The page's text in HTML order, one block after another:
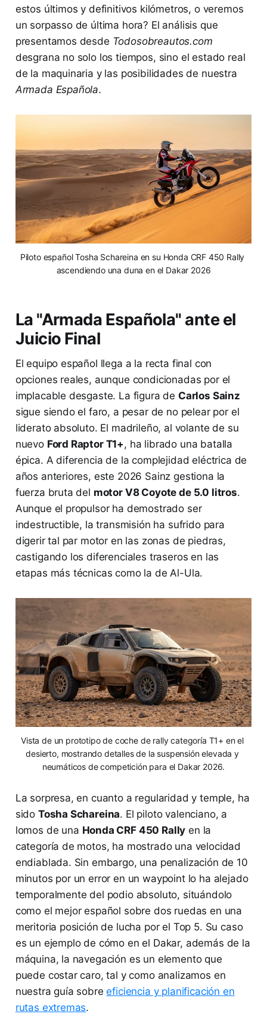
estos últimos y definitivos kilómetros, o veremos
un sorpasso de última hora? El análisis que
presentamos desde Todosobreautos.com
desgrana no solo los tiempos, sino el estado real
de la maquinaria y las posibilidades de nuestra
Armada Española.
Piloto español Tosha Schareina en su Honda CRF 450 Rally
ascendiendo una duna en el Dakar 2026
La "Armada Española" ante el
Juicio Final
El equipo español llega a la recta final con
opciones reales, aunque condicionadas por el
implacable desgaste. La figura de Carlos Sainz
sigue siendo el faro, a pesar de no pelear por el
liderato absoluto. El madrileño, al volante de su
nuevo Ford Raptor T1+, ha librado una batalla
épica. A diferencia de la complejidad eléctrica de
años anteriores, este 2026 Sainz gestiona la
fuerza bruta del motor V8 Coyote de 5.0 litros.
Aunque el propulsor ha demostrado ser
indestructible, la transmisión ha sufrido para
digerir tal par motor en las zonas de piedras,
castigando los diferenciales traseros en las
etapas más técnicas como la de Al-Ula.
Vista de un prototipo de coche de rally categoría T1+ en el
desierto, mostrando detalles de la suspensión elevada y
neumáticos de competición para el Dakar 2026.
La sorpresa, en cuanto a regularidad y temple, ha
sido Tosha Schareina. El piloto valenciano, a
lomos de una Honda CRF 450 Rally en la
categoría de motos, ha mostrado una velocidad
endiablada. Sin embargo, una penalización de 10
minutos por un error en un waypoint lo ha alejado
temporalmente del podio absoluto, situándolo
como el mejor español sobre dos ruedas en una
meritoria posición de lucha por el Top 5. Su caso
es un ejemplo de cómo en el Dakar, además de la
máquina, la navegación es un elemento que
puede costar caro, tal y como analizamos en
nuestra guía sobreeficiencia y planificación en
rutas extremas.